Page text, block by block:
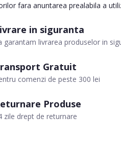
in siguranta
garantam livrarea produselor in
Gratuit
comenzi de peste 300 lei
Produse
zile drept de returnare
fara anuntarea prealabila a